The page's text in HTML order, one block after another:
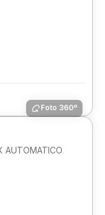
Foto 360º
AUTOMATICO